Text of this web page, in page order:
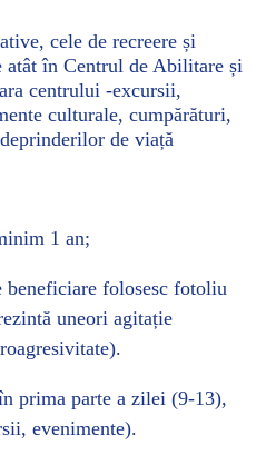
cele de recreere și
atât în Centrul de Abilitare și
centrului -excursii,
culturale, cumpărături,
de viață
1 an;
folosesc fotoliu
uneori agitație
prima parte a zilei (9-13),
evenimente).